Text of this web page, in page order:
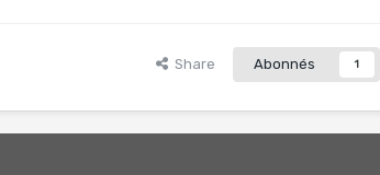
Share Abonnés 1